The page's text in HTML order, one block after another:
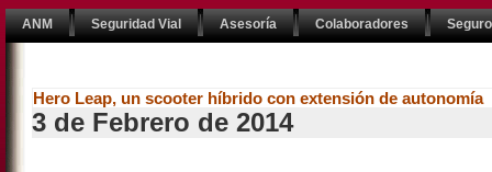
ANM Seguridad Vial Asesoría Colaboradores
Hero Leap, un scooter híbrido con extensión de autonomía
3 de Febrero de 2014